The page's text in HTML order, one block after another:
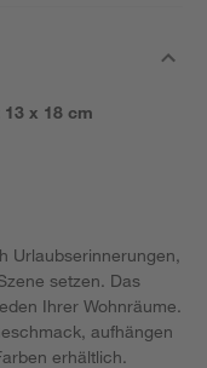
x 18 cm
Urlaubserinnerungen,
setzen. Das
Ihrer Wohnräume.
aufhängen
erhältlich.